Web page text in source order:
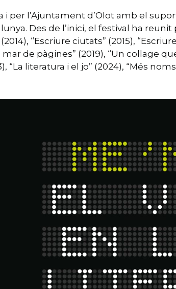
per l’Ajuntament d’Olot amb el
Des de l’inici, el festival ha
“Escriure ciutats” (2015), “Escriure
de pàgines” (2019), “Un collage
“La literatura i el jo” (2024), “Més